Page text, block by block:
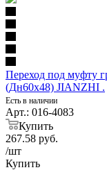
Переход под муфту
(Дн60х48) JIANZHI .
Есть в наличии
Арт.: 016-4083
Купить
267.58 руб.
/шт
Купить